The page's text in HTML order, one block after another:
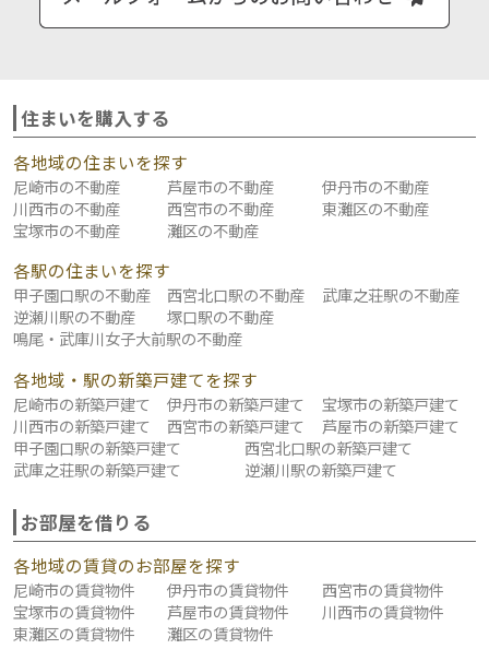
住まいを購入する
各地域の住まいを探す
尼崎市の不動産 芦屋市の不動産
伊丹市の不動産
川西市の不動産
西宮市の不動産
東灘区の不動産
宝塚市の不動産
灘区の不動産
各駅の住まいを探す
甲子園口駅の不動産 西宮北口駅の不動産
武庫之荘駅の不動産
逆瀬川駅の不動産
塚口駅の不動産
鳴尾・武庫川女子大前駅の不動産
各地域・駅の新築戸建てを探す
尼崎市の新築戸建て 伊丹市の新築戸建て
宝塚市の新築戸建て
川西市の新築戸建て
西宮市の新築戸建て
芦屋市の新築戸建て
甲子園口駅の新築戸建て
西宮北口駅の新築戸建て
武庫之荘駅の新築戸建て
逆瀬川駅の新築戸建て
お部屋を借りる
各地域の賃貸のお部屋を探す
尼崎市の賃貸物件 伊丹市の賃貸物件
西宮市の賃貸物件
宝塚市の賃貸物件
芦屋市の賃貸物件
川西市の賃貸物件
東灘区の賃貸物件
灘区の賃貸物件